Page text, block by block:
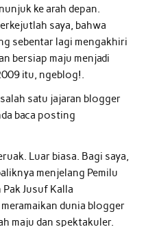
ke arah depan.
saya, bahwa
sebentar lagi mengakhiri
bersiap maju menjadi
itu, ngeblog!.
satu jajaran blogger
baca posting
Luar biasa. Bagi saya,
menjelang Pemilu
Jusuf Kalla
dunia blogger
maju dan spektakuler.